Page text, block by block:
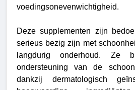
voedingsonevenwichtigheid.
Deze supplementen zijn
serieus bezig zijn met
langdurig onderhoud. Ze
ondersteuning van de
dankzij dermatologisch